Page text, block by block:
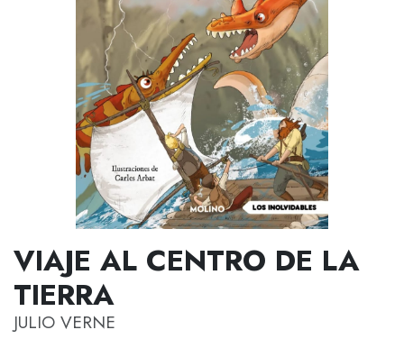
VIAJE AL CENTRO DE LA
TIERRA
JULIO VERNE